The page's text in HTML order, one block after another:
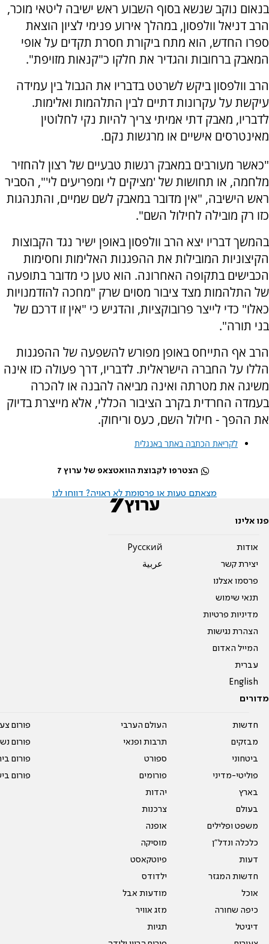
בנאום נוקב שנשא בסוף השבוע ראש ישיבה ליטאי מוכר,
הרב דניאל וולפסון, במהלך אירוע פנימי לציון הוצאת
ספרו החדש, הוא מתח ביקורת חסרת תקדים על אופי
המאבק ברחובות והגדיר את חלקו כ"קנאות מזויפת".
הרב וולפסון ביקש לשרטט בדבריו את הגבול בין עמידה
עיקשת על עקרונות דתיים לבין התלהמות ואלימות.
לדבריו, מאבק דתי אמיתי צריך להיות נקי לחלוטין
מאינטרסים אישיים או מרגשות נקם.
"כאשר מעורבים במאבק רגשות טבעיים של רצון להחזיר
מלחמה, או תחושות של 'מציקים לי ומפריעים לי'", הסביר
ראש הישיבה, "אין מדובר במאבק לשם שמיים, והתנהגות
כזו רק מובילה לחילול השם".
בהמשך דבריו יצא הרב וולפסון באופן ישיר נגד הקבוצות
הקיצוניות המובילות את ההפגנות האלימות וחסימות
הכבישים בתקופה האחרונה. הוא טען כי מדובר בתופעה
של התלהמות מצד ציבור מסוים שרק "מחכה להזדמנויות
כאלו" כדי לייצר פרובוקציות, והדגיש כי "אין זו דרכם של
בני תורה".
הרב אף התייחס באופן מפורש להשפעה של ההפגנות
הללו על החברה הישראלית. לדבריו, דרך פעולה כזו אינה
משיגה את מטרתה ואינה מביאה להבנה או להכרה
בעמדה החרדית בקרב הציבור הכללי, אלא מייצרת בדיוק
את ההפך - חילול השם, כעס וריחוק.
לקריאת הכתבה באתר באנגלית
הצטרפו לקבוצת הוואטצאפ של ערוץ 7
מצאתם טעות או פרסומת לא ראויה? דווחו לנו
פנו אלינו
אודות
יצירת קשר
פרסמו אצלנו
תנאי שימוש
מדיניות פרטיות
הצהרת נגישות
המייל האדום
עברית
English
Pусский
عربية
מדורים
חדשות
מבזקים
ביטחוני
פוליטי-מדיני
בארץ
בעולם
משפט ופלילים
כלכלה ונדל"ן
דעות
חדשות המגזר
אוכל
כיפה שחורה
דיגיטל
העולם הערבי
תרבות ופנאי
ספורט
פורומים
יהדות
צרכנות
אופנה
מוסיקה
פיוטקאסט
ילדודס
מודעות אבל
מזג אוויר
תגיות
פורום
פורום
פורום
פורום